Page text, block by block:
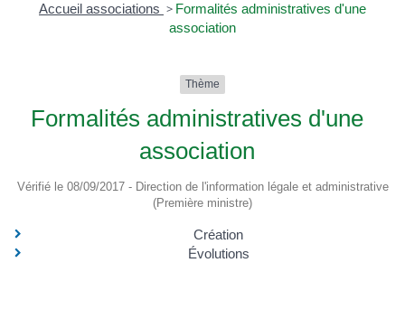
Accueil associations > Formalités administratives d'une
association
Thème
Formalités administratives d'une
association
Vérifié le 08/09/2017 - Direction de l'information légale et administrative
(Première ministre)
Création
Évolutions